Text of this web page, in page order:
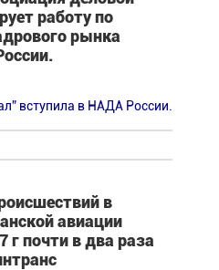
работу по
рынка
вступила в НАДА России.
в
авиации
г почти в два раза